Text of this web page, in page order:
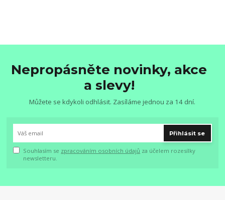
Nepropásněte novinky, akce
a slevy!
Můžete se kdykoli odhlásit. Zasíláme jednou za 14 dní.
Přihlásit se
Souhlasím se zpracováním osobních údajů za účelem rozesílky
newsletteru.